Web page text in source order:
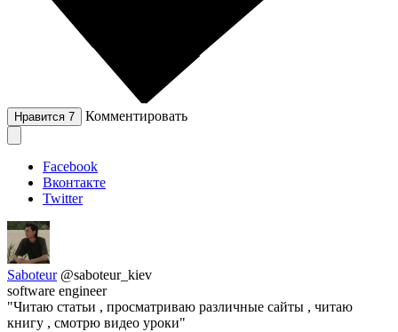
Нравится 7 Комментировать
Facebook
Вконтакте
Twitter
Saboteur @saboteur_kiev
software engineer
"Читаю статьи , просматриваю различные сайты , читаю
книгу , смотрю видео уроки"